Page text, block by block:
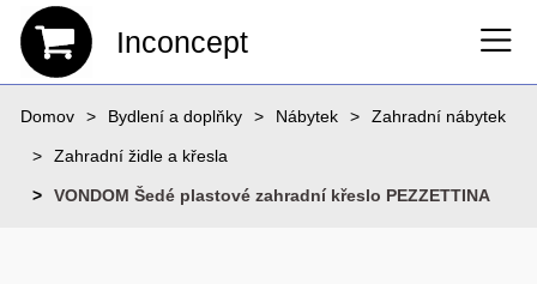
Inconcept
Domov Bydlení a doplňky Nábytek Zahradní nábytek
Zahradní židle a křesla
VONDOM Šedé plastové zahradní křeslo PEZZETTINA